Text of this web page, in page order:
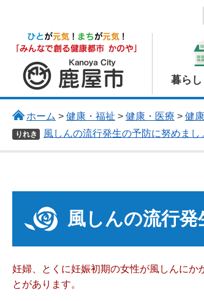
鹿屋市
暮らし
ホーム > 健康・福祉 > 健康・医療 > 健康
りれき 風しんの流行発生の予防に努めまし
風しんの流行発
妊婦、とくに妊娠初期の女性が風しんにか
とがあります。